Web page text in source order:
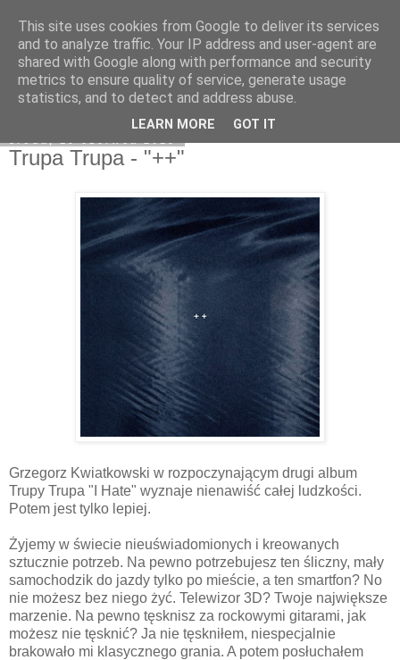
Na obrzeżach
Trupa Trupa - "++"
Grzegorz Kwiatkowski w rozpoczynającym drugi album
Trupy Trupa "I Hate" wyznaje nienawiść całej ludzkości.
Potem jest tylko lepiej.
Żyjemy w świecie nieuświadomionych i kreowanych
sztucznie potrzeb. Na pewno potrzebujesz ten śliczny, mały
samochodzik do jazdy tylko po mieście, a ten smartfon? No
nie możesz bez niego żyć. Telewizor 3D? Twoje największe
marzenie. Na pewno tęsknisz za rockowymi gitarami, jak
możesz nie tęsknić? Ja nie tęskniłem, niespecjalnie
brakowało mi klasycznego grania. A potem posłuchałem
This site uses cookies from Google to deliver its services
and to analyze traffic. Your IP address and user-agent are
shared with Google along with performance and security
metrics to ensure quality of service, generate usage
statistics, and to detect and address abuse.
LEARN MORE GOT IT